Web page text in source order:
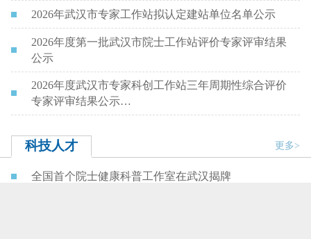
2026年武汉市专家工作站拟认定建站单位名单公示
2026年度第一批武汉市院士工作站评价专家评审结果
公示
2026年度武汉市专家科创工作站三年周期性综合评价
专家评审结果公示…
更多>
科技人才
全国首个院士健康科普工作室在武汉揭牌